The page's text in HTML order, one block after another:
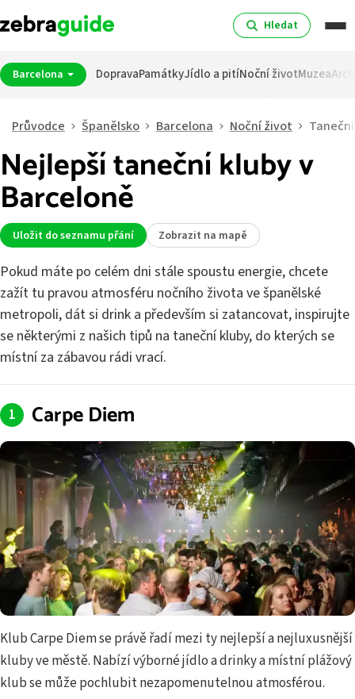
Hledat
Barcelona DopravaPamátkyJídlo a pitíNoční životMuzea
Průvodce Španělsko Barcelona Noční život
Nejlepší taneční kluby v
Barceloně
Uložit do seznamu přání Zobrazit na mapě
Pokud máte po celém dni stále spoustu energie, chcete
zažít tu pravou atmosféru nočního života ve španělské
metropoli, dát si drink a především si zatancovat, inspirujte
se některými z našich tipů na taneční kluby, do kterých se
místní za zábavou rádi vrací.
Carpe Diem
Klub Carpe Diem se právě řadí mezi ty nejlepší a nejluxusnější
kluby ve městě. Nabízí výborné jídlo a drinky a místní plážový
klub se může pochlubit nezapomenutelnou atmosférou.